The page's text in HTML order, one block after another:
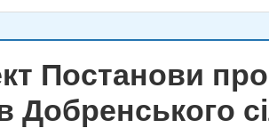
Постанови
Добренського